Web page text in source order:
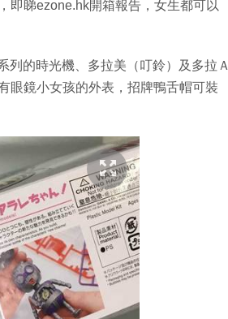
即睇ezone.hk開箱報告，女生都可以
列的時光機、多拉美（叮鈴）及多拉Ａ
眼鏡小女孩的外表，招牌鴨舌帽可裝